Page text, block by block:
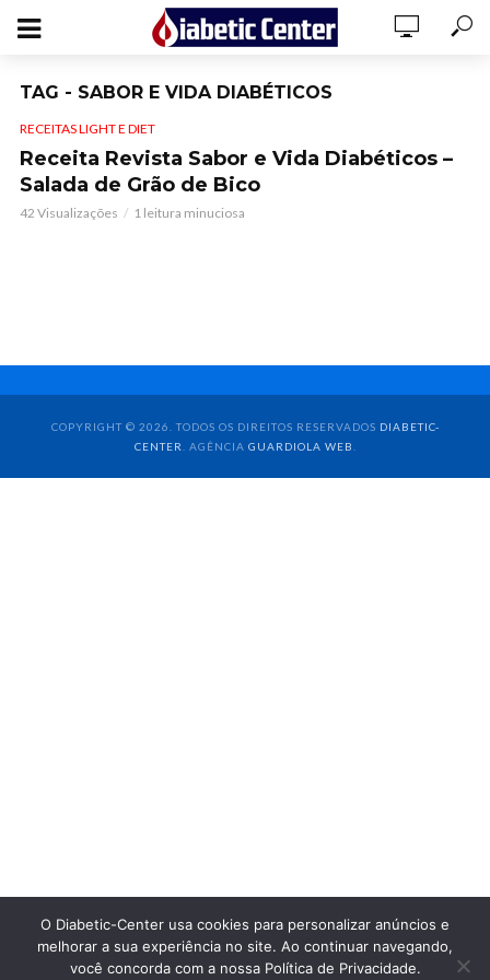
TAG - SABOR E VIDA DIABÉTICOS
RECEITAS LIGHT E DIET
Receita Revista Sabor e Vida Diabéticos –
Salada de Grão de Bico
42 Visualizações 1 leitura minuciosa
COPYRIGHT © 2026. TODOS OS DIREITOS RESERVADOS DIABETIC-
CENTER
. AGÊNCIA GUARDIOLA WEB
O Diabetic-Center usa cookies para personalizar anúncios e
melhorar a sua experiência no site. Ao continuar navegando,
você concorda com a nossa Política de Privacidade.